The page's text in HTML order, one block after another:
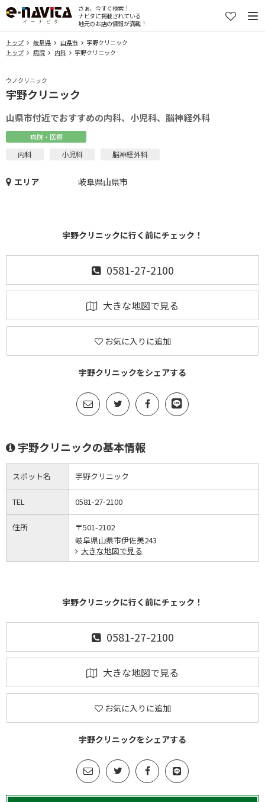
さぁ、今すぐ検索！
ナビタに掲載されている
地元のお店の情報が満載！
トップ 岐阜県 山県市
宇野クリニック
トップ
病院 内科 宇野クリニック
ウノクリニック
宇野クリニック
山県市付近でおすすめの内科、小児科、脳神経外科
病院・医療
内科 小児科 脳神経外科
エリア 岐阜県山県市
宇野クリニックに行く前にチェック！
0581-27-2100
大きな地図で見る
お気に入りに追加
宇野クリニックをシェアする
宇野クリニックの基本情報
スポット名 宇野クリニック
TEL 0581-27-2100
住所
〒501-2102
岐阜県山県市伊佐美243
大きな地図で見る
宇野クリニックに行く前にチェック！
0581-27-2100
大きな地図で見る
お気に入りに追加
宇野クリニックをシェアする